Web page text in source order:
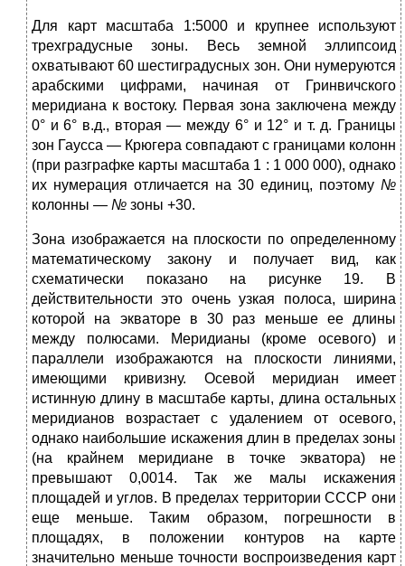
Для карт масштаба 1:5000 и крупнее используют
трехградусные зоны. Весь земной эллипсоид
охватывают 60 шестиградусных зон. Они нумеруются
арабскими цифрами, начиная от Гринвичского
меридиана к востоку. Первая зона заключена между
0° и 6° в.д., вторая — между 6° и 12° и т. д. Границы
зон Гаусса — Крюгера совпадают с границами колонн
(при разграфке карты масштаба 1 : 1 000 000), однако
их нумерация отличается на 30 единиц, поэтому №
колонны — № зоны +30.
Зона изображается на плоскости по определенному
математи­ческому закону и получает вид, как
схематически показано на рисунке 19. В
действительности это очень узкая полоса, ширина
которой на экваторе в 30 раз меньше ее длины
между полюсами. Меридианы (кроме осевого) и
параллели изображаются на плоскости линиями,
имеющими кривизну. Осевой меридиан имеет
истинную длину в масштабе карты, длина остальных
меридианов возрастает с удалением от осевого,
однако наибольшие искажения длин в пре­делах зоны
(на крайнем меридиане в точке экватора) не
превыша­ют 0,0014. Так же малы искажения
площадей и углов. В пределах территории СССР они
еще меньше. Таким образом, погрешности в
площадях, в положении контуров на карте
значительно меньше точности воспроизведения карт